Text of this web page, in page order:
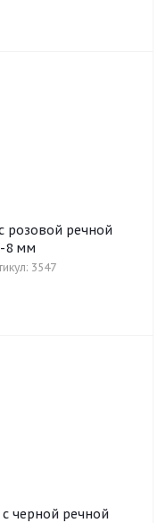
розовой речной
8 мм
3547
черной речной